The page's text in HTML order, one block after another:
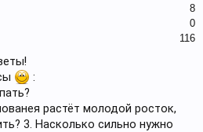
8
0
116
:
растёт молодой росток,
3. Насколько сильно нужно